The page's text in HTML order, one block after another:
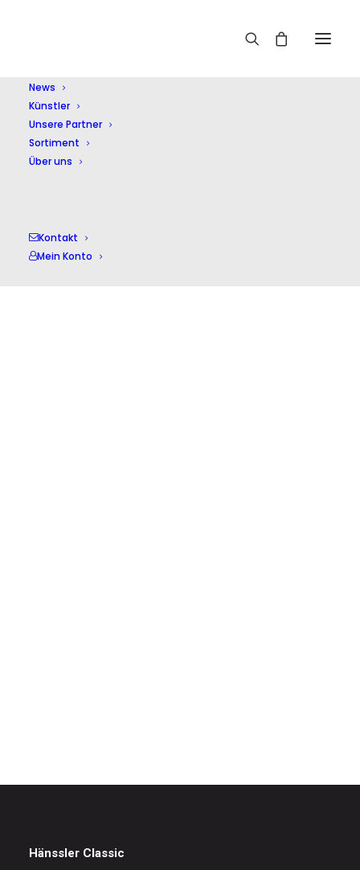
News
Künstler
Unsere Partner
Sortiment
Über uns
Kontakt
Mein Konto
Hänssler Classic